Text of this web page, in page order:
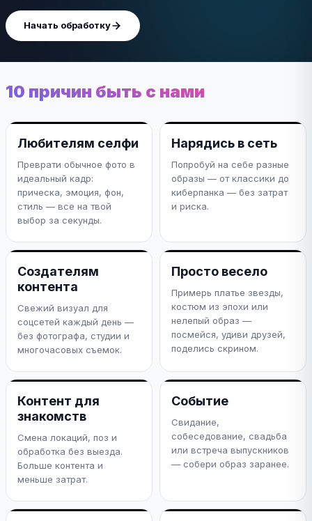
Начать обработку
10 причин быть с нами
Любителям селфи
Преврати обычное фото в
идеальный кадр:
прическа, эмоция, фон,
стиль — все на твой
выбор за секунды.
Нарядись в сеть
Попробуй на себе разные
образы — от классики до
киберпанка — без затрат
и риска.
Создателям
контента
Свежий визуал для
соцсетей каждый день —
без фотографа, студии и
многочасовых съемок.
Просто весело
Примерь платье звезды,
костюм из эпохи или
нелепый образ —
посмейся, удиви друзей,
поделись скрином.
Контент для
знакомств
Смена локаций, поз и
обработка без выезда.
Больше контента и
меньше затрат.
Событие
Свидание,
собеседование, свадьба
или встреча выпускников
— собери образ заранее.